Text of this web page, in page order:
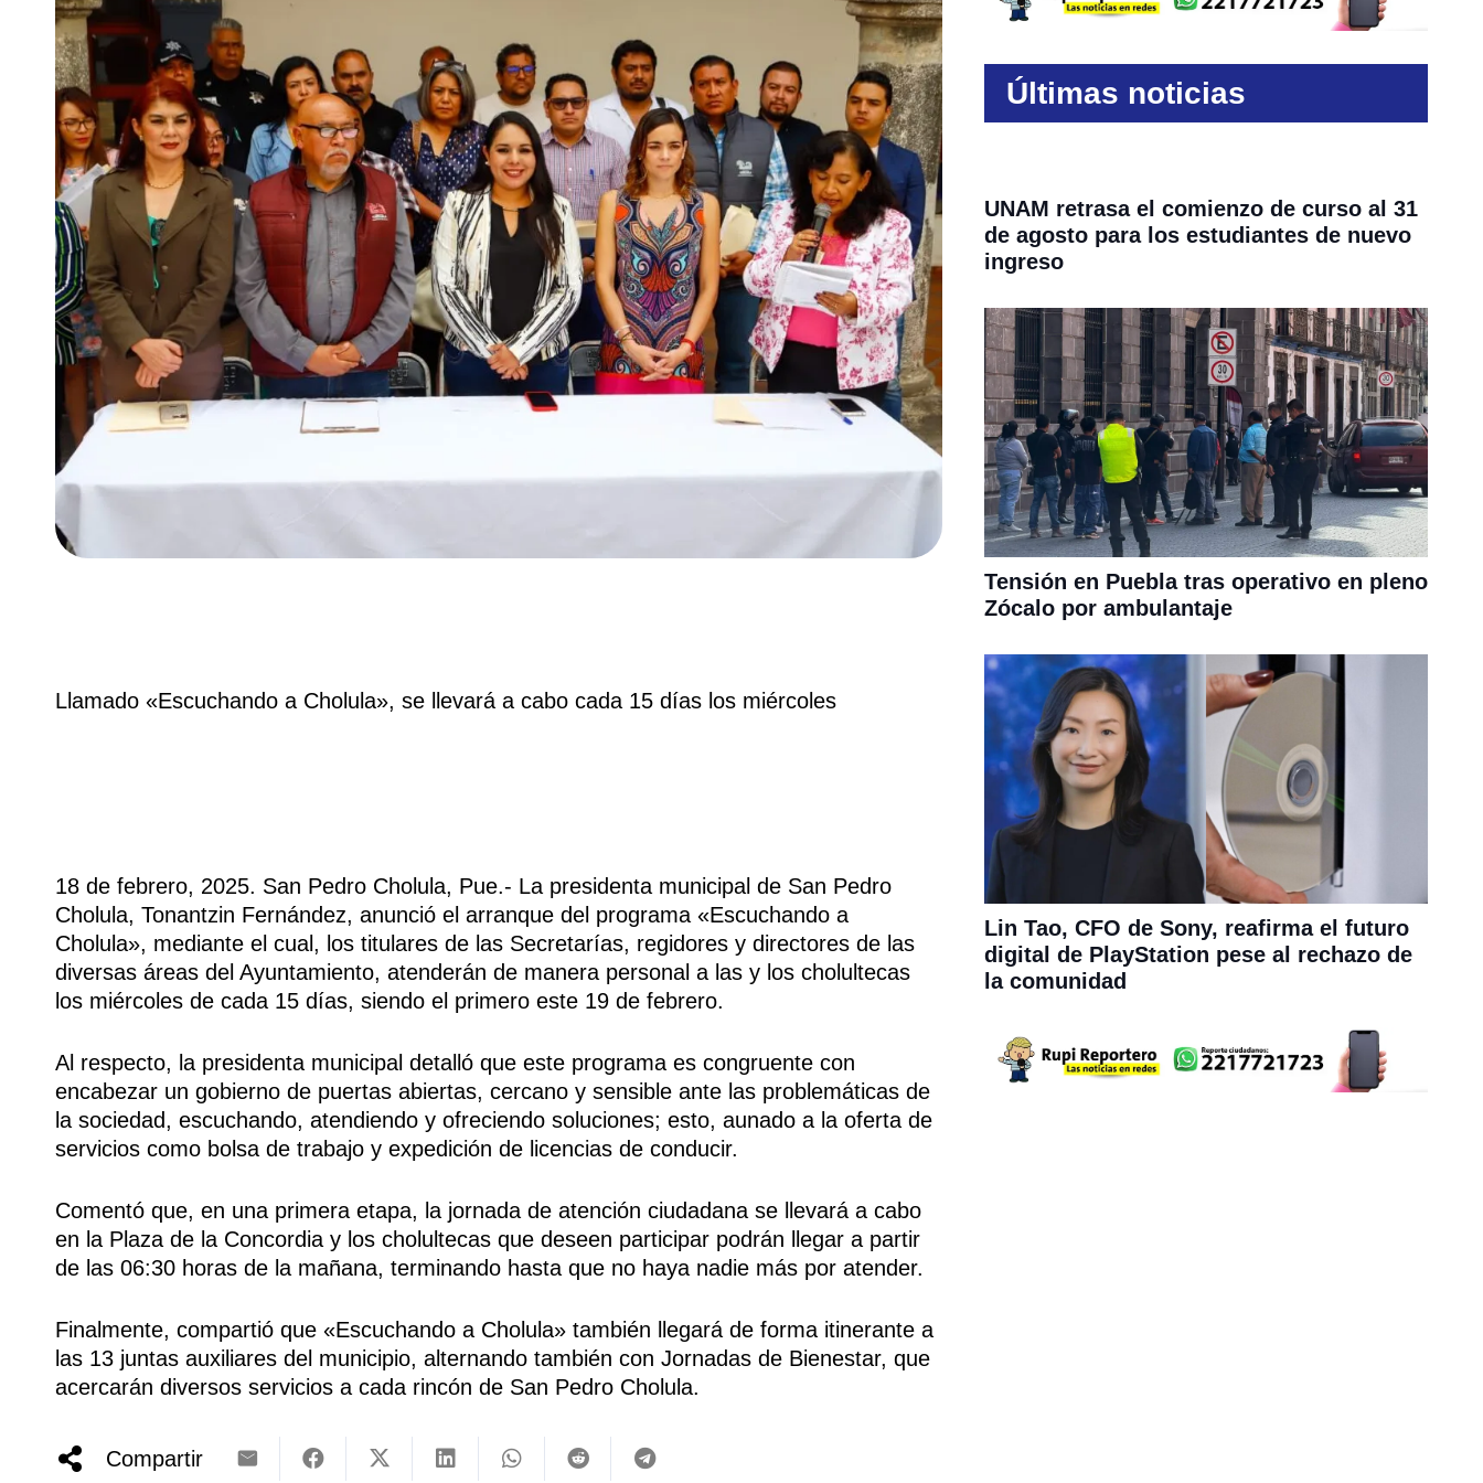
Llamado «Escuchando a Cholula», se llevará a cabo cada 15 días los miércoles
18 de febrero, 2025. San Pedro Cholula, Pue.- La presidenta municipal de San Pedro
Cholula, Tonantzin Fernández, anunció el arranque del programa «Escuchando a
Cholula», mediante el cual, los titulares de las Secretarías, regidores y directores de las
diversas áreas del Ayuntamiento, atenderán de manera personal a las y los cholultecas
los miércoles de cada 15 días, siendo el primero este 19 de febrero.
Al respecto, la presidenta municipal detalló que este programa es congruente con
encabezar un gobierno de puertas abiertas, cercano y sensible ante las problemáticas de
la sociedad, escuchando, atendiendo y ofreciendo soluciones; esto, aunado a la oferta de
servicios como bolsa de trabajo y expedición de licencias de conducir.
Comentó que, en una primera etapa, la jornada de atención ciudadana se llevará a cabo
en la Plaza de la Concordia y los cholultecas que deseen participar podrán llegar a partir
de las 06:30 horas de la mañana, terminando hasta que no haya nadie más por atender.
Finalmente, compartió que «Escuchando a Cholula» también llegará de forma itinerante a
las 13 juntas auxiliares del municipio, alternando también con Jornadas de Bienestar, que
acercarán diversos servicios a cada rincón de San Pedro Cholula.
Compartir
Últimas noticias
UNAM retrasa el comienzo de curso al 31
de agosto para los estudiantes de nuevo
ingreso
Tensión en Puebla tras operativo en pleno
Zócalo por ambulantaje
Lin Tao, CFO de Sony, reafirma el futuro
digital de PlayStation pese al rechazo de
la comunidad